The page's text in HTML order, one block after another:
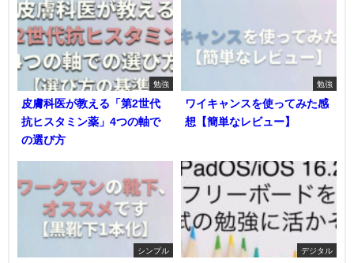
勉強
皮膚科医が教える「第2世代
抗ヒスタミン薬」4つの軸で
の選び方
勉強
ワイキャンスを使ってみた感
想【簡単なレビュー】
シンプル デジタル